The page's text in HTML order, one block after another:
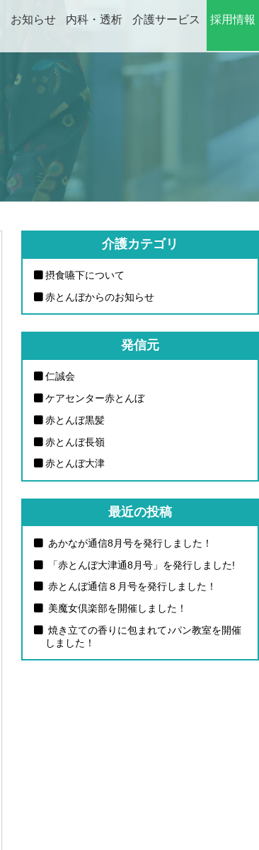
お知らせ 内科・透析 介護サービス 採用情報
介護カテゴリ
摂食嚥下について
赤とんぼからのお知らせ
発信元
仁誠会
ケアセンター赤とんぼ
赤とんぼ黒髪
赤とんぼ長嶺
赤とんぼ大津
最近の投稿
あかなが通信8月号を発行しました！
「赤とんぼ大津通8月号」を発行しました!
赤とんぼ通信８月号を発行しました！
美魔女倶楽部を開催しました！
焼き立ての香りに包まれて♪パン教室を開催
しました！